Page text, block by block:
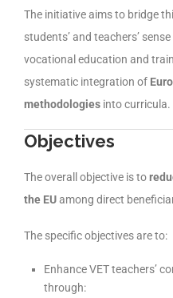
The initiative aims to bridge
students’ and teachers’
vocational education and
systematic integration of
methodologies into curricula.
Objectives
The overall objective is to
the EUamong direct
The specific objectives are to:
Enhance VET teachers’
through: